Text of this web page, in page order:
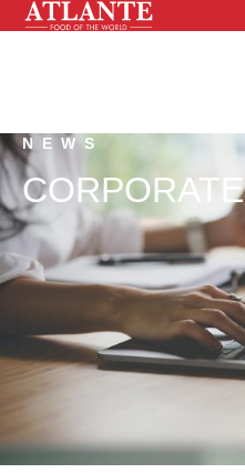
Prodotti
Soluzioni
News
Cerca nel sito
NEWS
CORPORATE